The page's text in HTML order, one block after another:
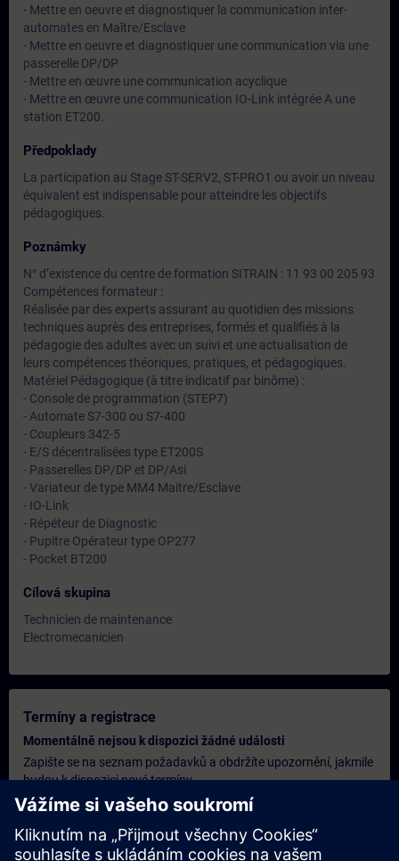
- Mettre en oeuvre et diagnostiquer la communication inter-
automates en Maître/Esclave
- Mettre en oeuvre et diagnostiquer une communication via une
passerelle DP/DP
- Mettre en œuvre une communication acyclique
- Mettre en œuvre une communication IO-Link intégrée A une
station ET200.
Předpoklady
La participation au Stage ST-SERV2, ST-PRO1 ou avoir un niveau
équivalent est indispensable pour atteindre les objectifs
pédagogiques.
Poznámky
N° d’existence du centre de formation SITRAIN : 11 93 00 205 93
Compétences formateur :
Réalisée par des experts assurant au quotidien des missions
techniques auprès des entreprises, formés et qualifiés à la
pédagogie des adultes avec un suivi et une actualisation de
leurs compétences théoriques, pratiques, et pédagogiques.
Matériel Pédagogique (à titre indicatif par binôme) :
- Console de programmation (STEP7)
- Automate S7-300 ou S7-400
- Coupleurs 342-5
- E/S décentralisées type ET200S
- Passerelles DP/DP et DP/Asi
- Variateur de type MM4 Maitre/Esclave
- IO-Link
- Répéteur de Diagnostic
- Pupitre Opérateur type OP277
- Pocket BT200
Cílová skupina
Technicien de maintenance
Electromecanicien
Termíny a registrace
Momentálně nejsou k dispozici žádné události
Zapište se na seznam požadavků a obdržíte upozornění, jakmile
budou k dispozici nové termíny.
Aktivujte službu upozornění